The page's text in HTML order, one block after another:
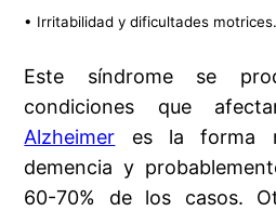
• Irritabilidad y dificultades motrices.
Este síndrome se
condiciones que
Alzheimer es la forma
demencia y
60-70% de los casos.